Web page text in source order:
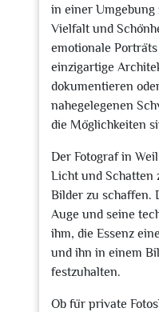
in einer Umgebung
Vielfalt und
emotionale
einzigartige
dokumentieren
nahegelegenen
die Möglichkeiten
Der Fotograf in
Licht und Schatten
Bilder zu schaffen.
Auge und seine
ihm, die Essenz
und ihn in einem
festzuhalten.
Ob für private